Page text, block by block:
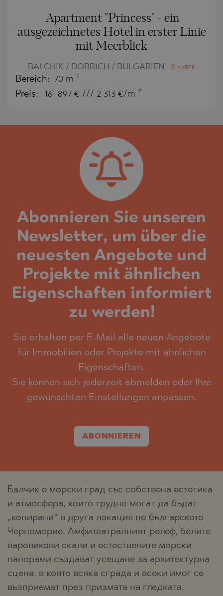
Apartment "Princess" - ein
ausgezeichnetes Hotel in erster Linie
mit Meerblick
BALCHIK / DOBRICH / BULGARIEN KARTE
Bereich: 70 m 2
Preis: 161 897 € /// 2 313 €/m 2
Abonnieren Sie unseren
Newsletter, um über die
neuesten Angebote und
Projekte mit ähnlichen
Eigenschaften informiert
zu werden!
Sie erhalten per E-Mail alle neuen Angebote
für Immobilien oder Projekte mit ähnlichen
Eigenschaften.
Sie können sich jederzeit abmelden oder Ihre
gewünschten Einstellungen anpassen.
ABONNIEREN
Балчик е морски град със собствена естетика
и атмосфера, които трудно могат да бъдат
„копирани“ в друга локация по българското
Черноморие. Амфитеатралният релеф, белите
варовикови скали и естествените морски
панорами създават усещане за архитектурна
сцена, в която всяка сграда и всеки имот се
възприемат през призмата на гледката,